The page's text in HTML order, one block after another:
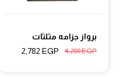
برواز جزامه مثلثات
4,280EGP
2,782 EGP